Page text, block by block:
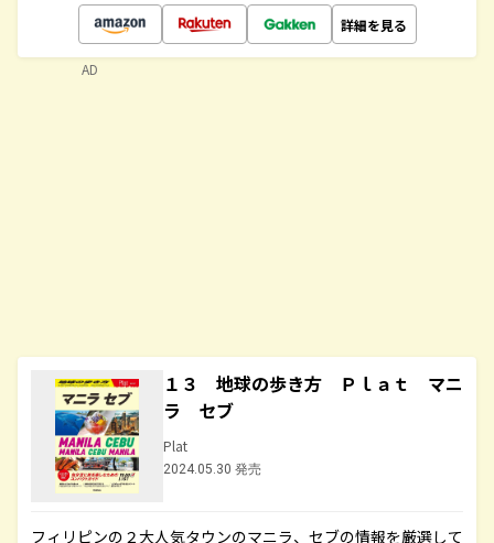
詳細を見る
１３ 地球の歩き方 Ｐｌａｔ マニ
ラ セブ
Plat
2024.05.30 発売
フィリピンの２大人気タウンのマニラ、セブの情報を厳選して
AD